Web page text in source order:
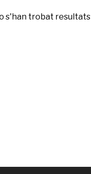
s'han trobat resultats